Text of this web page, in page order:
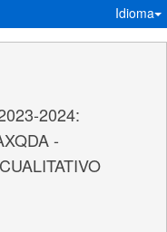
Idioma
2024:
-